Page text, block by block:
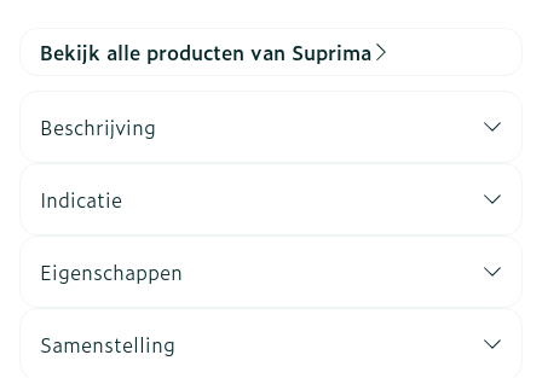
Bekijk alle producten van Suprima
Beschrijving
Indicatie
Eigenschappen
Samenstelling